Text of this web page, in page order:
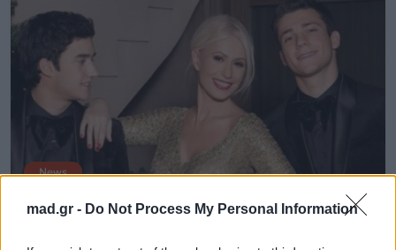
mad.gr - Do Not Process My Personal Information
News
Πώς θα αντιδρούσε η Μαρία
Μπακοδήμου αν οι γιοι της ήθελαν να